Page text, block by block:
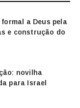
a Deus pela
e construção do
novilha
para Israel